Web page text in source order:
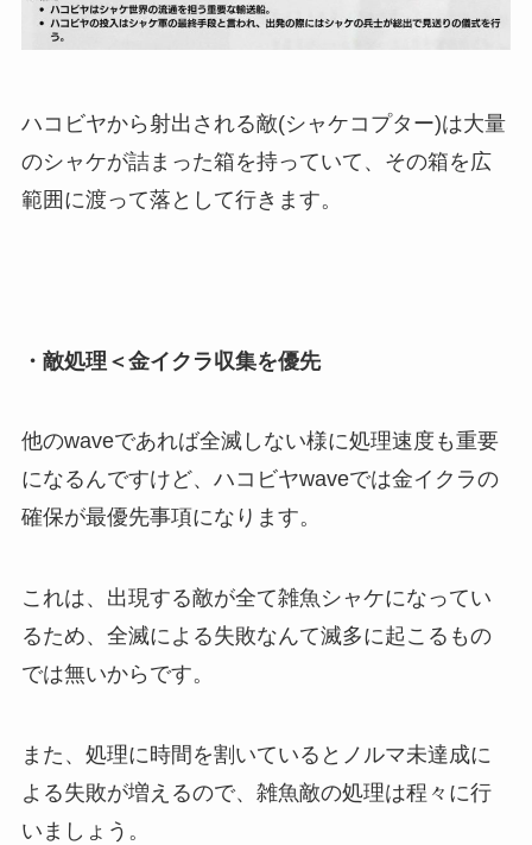
ハコビヤから射出される敵(シャケコプター)は大量
のシャケが詰まった箱を持っていて、その箱を広
範囲に渡って落として行きます。
・敵処理＜金イクラ収集を優先
他のwaveであれば全滅しない様に処理速度も重要
になるんですけど、ハコビヤwaveでは金イクラの
確保が最優先事項になります。
これは、出現する敵が全て雑魚シャケになってい
るため、全滅による失敗なんて滅多に起こるもの
では無いからです。
また、処理に時間を割いているとノルマ未達成に
よる失敗が増えるので、雑魚敵の処理は程々に行
いましょう。